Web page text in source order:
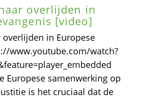
overlijden in
[video]
overlijden in Europese
www.youtube.com/watch?
Europese samenwerking op
is het cruciaal dat de